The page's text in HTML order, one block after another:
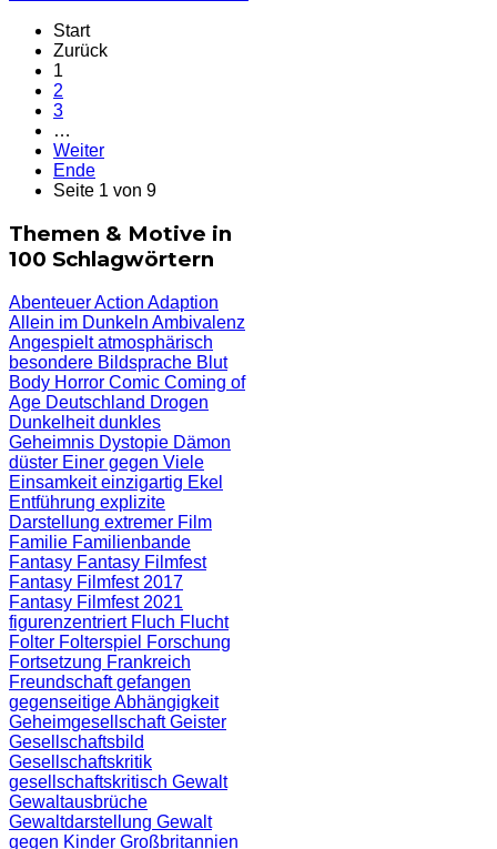
Start
Zurück
1
2
3
…
Weiter
Ende
Seite 1 von 9
Themen & Motive in
100 Schlagwörtern
AbenteuerAction Adaption
Allein im Dunkeln Ambivalenz
Angespieltatmosphärisch
besondere Bildsprache Blut
Body Horror Comic Coming of
Age Deutschland Drogen
Dunkelheitdunkles
Geheimnis Dystopie Dämon
düster Einer gegen Viele
Einsamkeiteinzigartig Ekel
Entführung explizite
Darstellung extremer Film
Familie Familienbande
Fantasy Fantasy Filmfest
Fantasy Filmfest 2017
Fantasy Filmfest 2021
figurenzentriert Fluch Flucht
Folter Folterspiel Forschung
Fortsetzung Frankreich
Freundschaftgefangen
gegenseitige Abhängigkeit
GeheimgesellschaftGeister
Gesellschaftsbild
Gesellschaftskritik
gesellschaftskritisch Gewalt
Gewaltausbrüche
Gewaltdarstellung Gewalt
gegen Kinder Großbritannien